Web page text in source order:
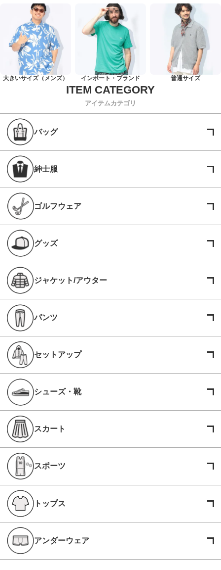
大きいサイズ（メンズ） インポート・ブランド 普通サイズ
アイテムカテゴリ
バッグ
紳士服
ゴルフウェア
グッズ
ジャケット/アウター
パンツ
セットアップ
シューズ・靴
スカート
スポーツ
トップス
アンダーウェア